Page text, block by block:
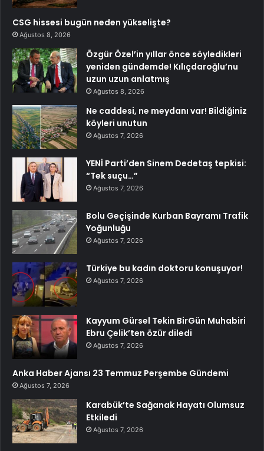
CSG hissesi bugün neden yükselişte?
Ağustos 8, 2026
Özgür Özel’in yıllar önce söyledikleri
yeniden gündemde! Kılıçdaroğlu’nu
uzun uzun anlatmış
Ağustos 8, 2026
Ne caddesi, ne meydanı var! Bildiğiniz
köyleri unutun
Ağustos 7, 2026
YENİ Parti’den Sinem Dedetaş tepkisi:
“Tek suçu…”
Ağustos 7, 2026
Bolu Geçişinde Kurban Bayramı Trafik
Yoğunluğu
Ağustos 7, 2026
Türkiye bu kadın doktoru konuşuyor!
Ağustos 7, 2026
Kayyum Gürsel Tekin BirGün Muhabiri
Ebru Çelik’ten özür diledi
Ağustos 7, 2026
Anka Haber Ajansı 23 Temmuz Perşembe Gündemi
Ağustos 7, 2026
Karabük’te Sağanak Hayatı Olumsuz
Etkiledi
Ağustos 7, 2026